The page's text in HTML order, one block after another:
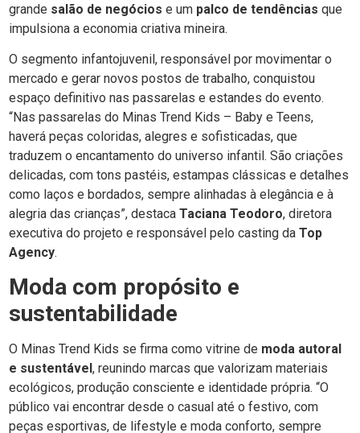
grande salão de negócios e um palco de tendências que
impulsiona a economia criativa mineira.
O segmento infantojuvenil, responsável por movimentar o
mercado e gerar novos postos de trabalho, conquistou
espaço definitivo nas passarelas e estandes do evento.
“Nas passarelas do Minas Trend Kids – Baby e Teens,
haverá peças coloridas, alegres e sofisticadas, que
traduzem o encantamento do universo infantil. São criações
delicadas, com tons pastéis, estampas clássicas e detalhes
como laços e bordados, sempre alinhadas à elegância e à
alegria das crianças”, destaca Taciana Teodoro, diretora
executiva do projeto e responsável pelo casting da Top
Agency.
Moda com propósito e
sustentabilidade
O Minas Trend Kids se firma como vitrine de moda autoral
e sustentável , reunindo marcas que valorizam materiais
ecológicos, produção consciente e identidade própria. “O
público vai encontrar desde o casual até o festivo, com
peças esportivas, de lifestyle e moda conforto, sempre